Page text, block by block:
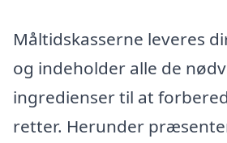
Måltidskasserne leveres
og indeholder alle de
ingredienser til at
retter. Herunder